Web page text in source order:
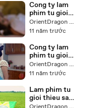
Cong ty lam
phim tu gioi
thieu san
pham
OrientDragon Production
11 năm trước
Cong ty lam
phim tu gioi
thieu
OrientDragon Production
11 năm trước
Lam phim tu
gioi thieu san
pham